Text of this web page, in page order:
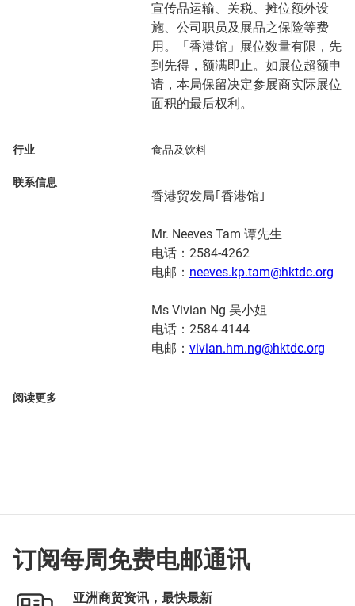
宣传品运输、关税、摊位额外设
施、公司职员及展品之保险等费
用。「香港馆」展位数量有限，先
到先得，额满即止。如展位超额申
请，本局保留决定参展商实际展位
面积的最后权利。
行业 食品及饮料
联系信息
香港贸发局｢香港馆｣
Mr. Neeves Tam 谭先生
电话：2584-4262
电邮： neeves.kp.tam@hktdc.org
Ms Vivian Ng 吴小姐
电话：2584-4144
电邮： vivian.hm.ng@hktdc.org
阅读更多
订阅每周免费电邮通讯
亚洲商贸资讯，最快最新